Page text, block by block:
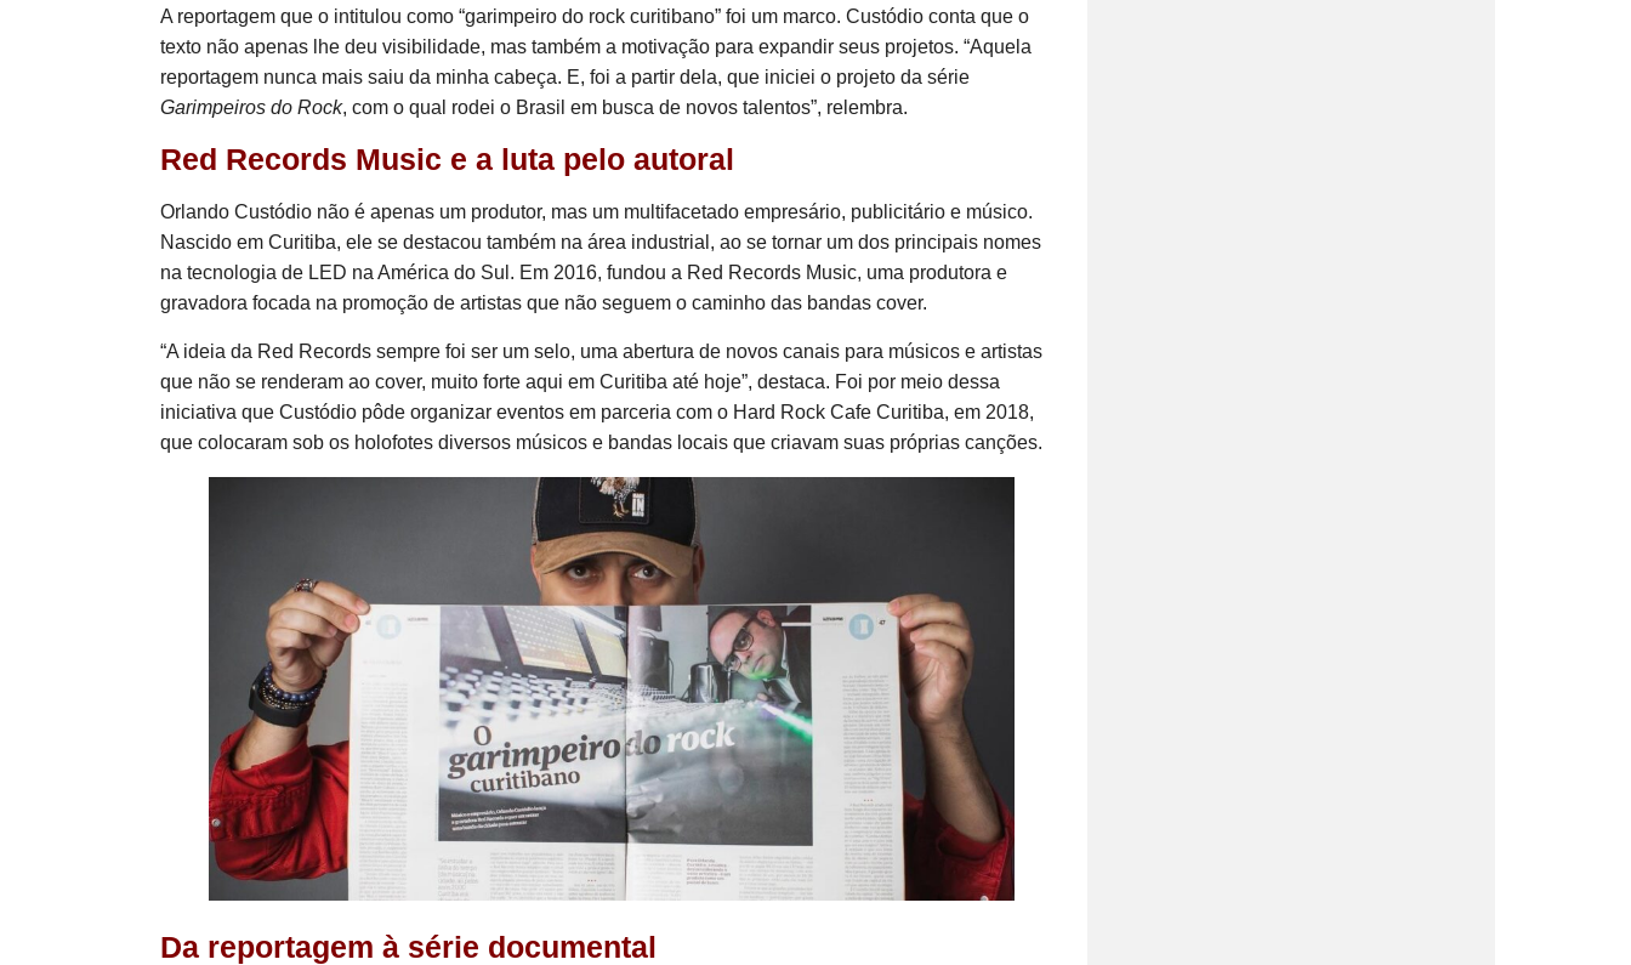
A reportagem que o intitulou como “garimpeiro do rock curitibano” foi um marco. Custódio conta que o
texto não apenas lhe deu visibilidade, mas também a motivação para expandir seus projetos. “Aquela
reportagem nunca mais saiu da minha cabeça. E, foi a partir dela, que iniciei o projeto da série
Garimpeiros do Rock, com o qual rodei o Brasil em busca de novos talentos”, relembra.
Red Records Music e a luta pelo autoral
Orlando Custódio não é apenas um produtor, mas um multifacetado empresário, publicitário e músico.
Nascido em Curitiba, ele se destacou também na área industrial, ao se tornar um dos principais nomes
na tecnologia de LED na América do Sul. Em 2016, fundou a Red Records Music, uma produtora e
gravadora focada na promoção de artistas que não seguem o caminho das bandas cover.
“A ideia da Red Records sempre foi ser um selo, uma abertura de novos canais para músicos e artistas
que não se renderam ao cover, muito forte aqui em Curitiba até hoje”, destaca. Foi por meio dessa
iniciativa que Custódio pôde organizar eventos em parceria com o Hard Rock Cafe Curitiba, em 2018,
que colocaram sob os holofotes diversos músicos e bandas locais que criavam suas próprias canções.
Da reportagem à série documental